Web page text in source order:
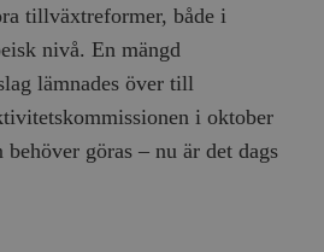
tillväxtreformer, både i
nivå. En mängd
lämnades över till
i oktober
göras – nu är det dags